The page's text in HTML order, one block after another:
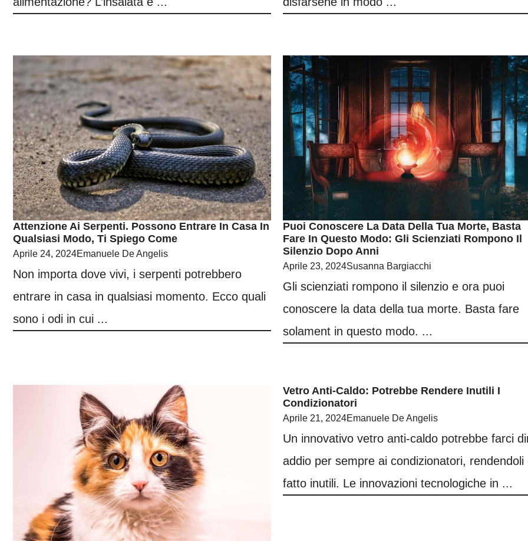
Attenzione Ai Serpenti. Possono Entrare In Casa In
Qualsiasi Modo, Ti Spiego Come
Aprile 24, 2024Emanuele De Angelis
Non importa dove vivi, i serpenti potrebbero
entrare in casa in qualsiasi momento. Ecco quali
sono i odi in cui ...
Puoi Conoscere La Data Della Tua Morte, Basta
Fare In Questo Modo: Gli Scienziati Rompono Il
Silenzio Dopo Anni
Aprile 23, 2024Susanna Bargiacchi
Gli scienziati rompono il silenzio e ora puoi
conoscere la data della tua morte. Basta fare
solament in questo modo. ...
Vetro Anti-Caldo: Potrebbe Rendere Inutili I
Condizionatori
Aprile 21, 2024Emanuele De Angelis
Un innovativo vetro anti-caldo potrebbe farci
addio per sempre ai condizionatori, rendendoli
fatto inutili. Le innovazioni tecnologiche in ...